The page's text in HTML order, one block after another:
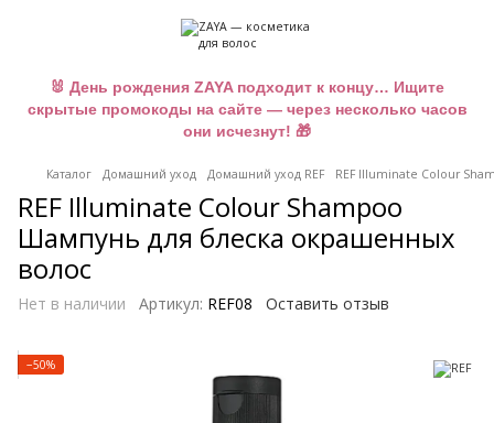
🐰 День рождения ZAYA подходит к концу… Ищите
скрытые промокоды на сайте — через несколько часов
они исчезнут! 🎁
Каталог Домашний уход Домашний уход REF REF Illuminate Colour
REF Illuminate Colour Shampoo
Шампунь для блеска окрашенных
волос
Нет в наличии Артикул: REF08 Оставить отзыв
−50%